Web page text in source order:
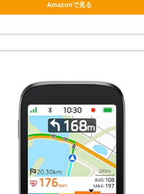
Amazonで見る